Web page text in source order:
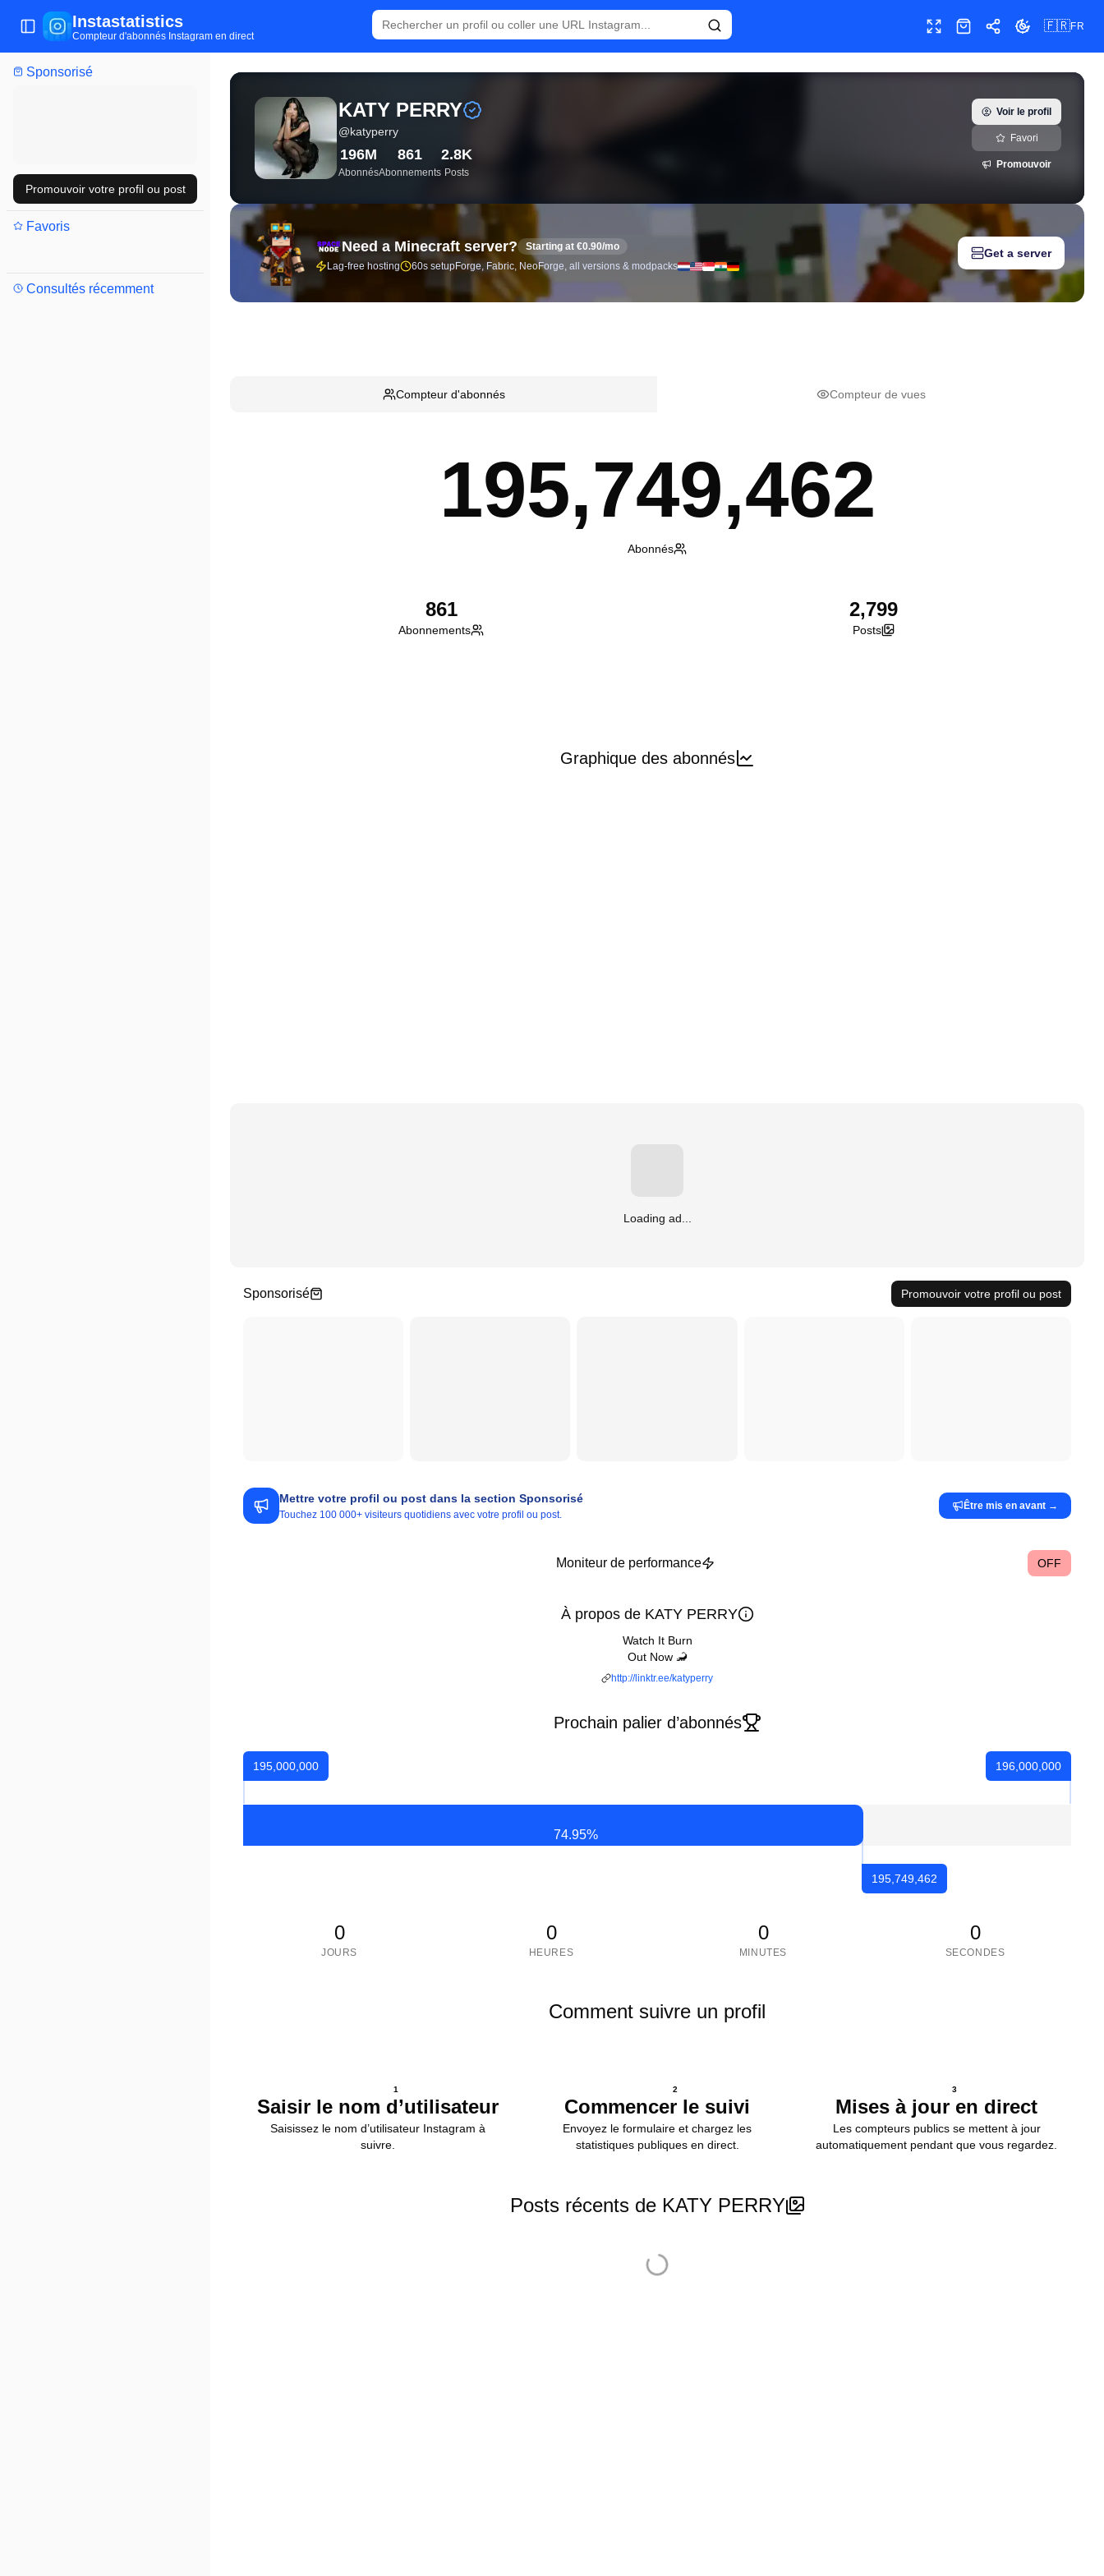
Sponsorisé
Promouvoir votre profil ou post
Favoris
Consultés récemment
Ouvrir/fermer le menu
Instastatistics
Compteur d'abonnés Instagram en direct Plein écran
BoutiquePartagerChanger le
🇫🇷FR
Statistiques Instagram en direct et analyse des abonnés pour KATY PERRY (@katyperry). Métriques sociales en temps réel pour créateurs,
KATY PERRY
@katyperry
196M
Abonnés
861
Abonnements
2.8K
Posts
Voir le profil
Favori
Promouvoir
Need a Minecraft server?
Starting at €0.90/mo
Lag-free hosting
60s setupForge, Fabric, NeoForge, all versions & modpacks
Get a server
Compteur d'abonnés Compteur de vues
195,749,462
Abonnés
861
Abonnements
2,799
Posts
Graphique des abonnés
Loading ad...
Sponsorisé Promouvoir votre profil ou post
Mettre votre profil ou post dans la section Sponsorisé
Touchez 100 000+ visiteurs quotidiens avec votre profil ou post.
Être mis en avant →
Moniteur de performance OFF
À propos de KATY PERRY
Watch It Burn
Out Now 🦂
http://linktr.ee/katyperry
Prochain palier d’abonnés
195,000,000
74.95%
195,749,462
196,000,000
0
JOURS
0
HEURES
0
MINUTES
0
SECONDES
Comment suivre un profil
1
Saisir le nom d’utilisateur
Saisissez le nom d’utilisateur Instagram à
suivre.
2
Commencer le suivi
Envoyez le formulaire et chargez les
statistiques publiques en direct.
3
Mises à jour en direct
Les compteurs publics se mettent à jour
automatiquement pendant que vous regardez.
Posts récents de KATY PERRY